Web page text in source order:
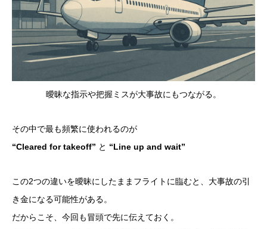
曖昧な指示や把握ミスが大事故にもつながる。
その中で最も頻繁に使われるのが
“Cleared for takeoff” と “Line up and wait”
この2つの違いを曖昧にしたままフライトに臨むと、大事故の引
き金になる可能性がある。
だからこそ、今回も冒頭で先に伝えておく。